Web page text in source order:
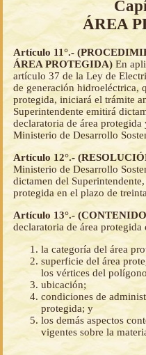
ÁREA
Artículo 11°.-
ÁREA PROTEGIDA) En
artículo 37 de la Ley de
de generación hidroeléctrica,
protegida, iniciará el trámite
Superintendente emitirá
declaratoria de área
Ministerio de Desarrollo
Artículo 12°.-
Ministerio de Desarrollo
dictamen del
protegida en el plazo de
Artículo 13°.-
declaratoria de área protegida
la categoría del área
superficie del área
los vértices del
ubicación;
condiciones de
protegida; y
los demás aspectos
vigentes sobre la